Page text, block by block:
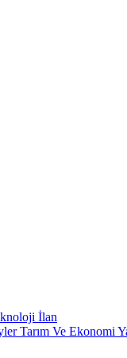
İlan
Tarım Ve Ekonomi